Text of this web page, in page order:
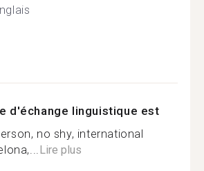
d'échange linguistique est
no shy, international
Lire plus